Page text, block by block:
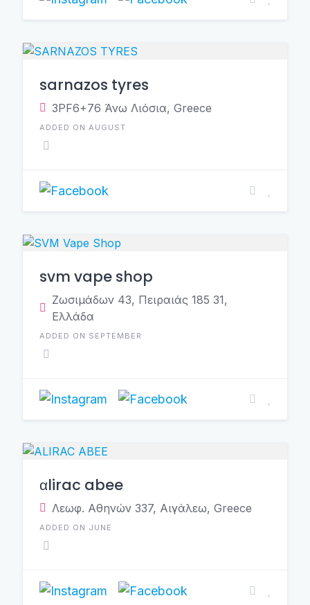
sarnazos tyres
3PF6+76 Άνω Λιόσια, Greece
ADDED ON AUGUST
svm vape shop
Ζωσιμάδων 43, Πειραιάς 185 31,
Ελλάδα
ADDED ON SEPTEMBER
αlirac abee
Λεωφ. Αθηνών 337, Αιγάλεω, Greece
ADDED ON JUNE